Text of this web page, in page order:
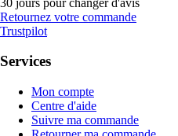
Retournez votre commande
Trustpilot
Services
Mon compte
Centre d'aide
Suivre ma commande